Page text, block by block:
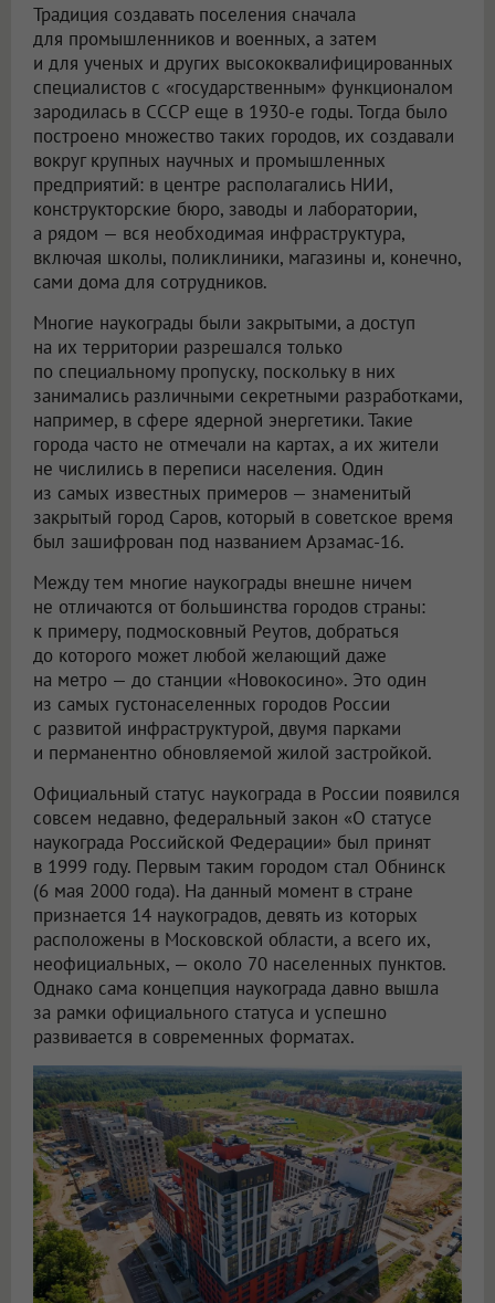
Традиция создавать поселения сначала
для промышленников и военных, а затем
и для ученых и других высококвалифицированных
специалистов с «государственным» функционалом
зародилась в СССР еще в 1930-е годы. Тогда было
построено множество таких городов, их создавали
вокруг крупных научных и промышленных
предприятий: в центре располагались НИИ,
конструкторские бюро, заводы и лаборатории,
а рядом — вся необходимая инфраструктура,
включая школы, поликлиники, магазины и, конечно,
сами дома для сотрудников.
Многие наукограды были закрытыми, а доступ
на их территории разрешался только
по специальному пропуску, поскольку в них
занимались различными секретными разработками,
например, в сфере ядерной энергетики. Такие
города часто не отмечали на картах, а их жители
не числились в переписи населения. Один
из самых известных примеров — знаменитый
закрытый город Саров, который в советское время
был зашифрован под названием Арзамас-16.
Между тем многие наукограды внешне ничем
не отличаются от большинства городов страны:
к примеру, подмосковный Реутов, добраться
до которого может любой желающий даже
на метро — до станции «Новокосино». Это один
из самых густонаселенных городов России
с развитой инфраструктурой, двумя парками
и перманентно обновляемой жилой застройкой.
Официальный статус наукограда в России появился
совсем недавно, федеральный закон «О статусе
наукограда Российской Федерации» был принят
в 1999 году. Первым таким городом стал Обнинск
(6 мая 2000 года). На данный момент в стране
признается 14 наукоградов, девять из которых
расположены в Московской области, а всего их,
неофициальных, — около 70 населенных пунктов.
Однако сама концепция наукограда давно вышла
за рамки официального статуса и успешно
развивается в современных форматах.